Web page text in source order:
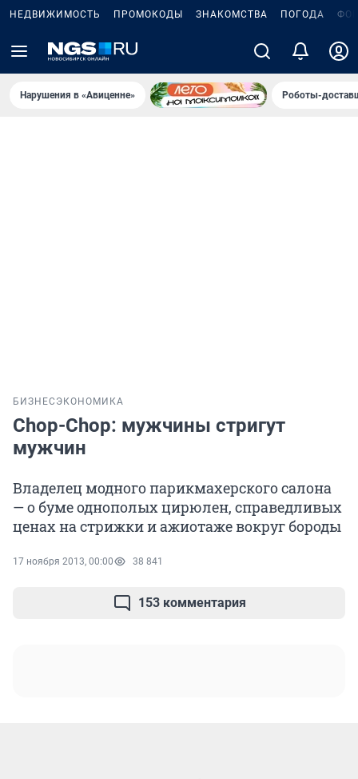
НЕДВИЖИМОСТЬ ПРОМОКОДЫ ЗНАКОМСТВА ПОГОДА
Нарушения в «Авиценне» Роботы-
БИЗНЕС ЭКОНОМИКА
Chop-Chop: мужчины стригут
мужчин
Владелец модного парикмахерского салона
— о буме однополых цирюлен, справедливых
ценах на стрижки и ажиотаже вокруг бороды
17 ноября 2013, 00:00 38 841
153 комментария